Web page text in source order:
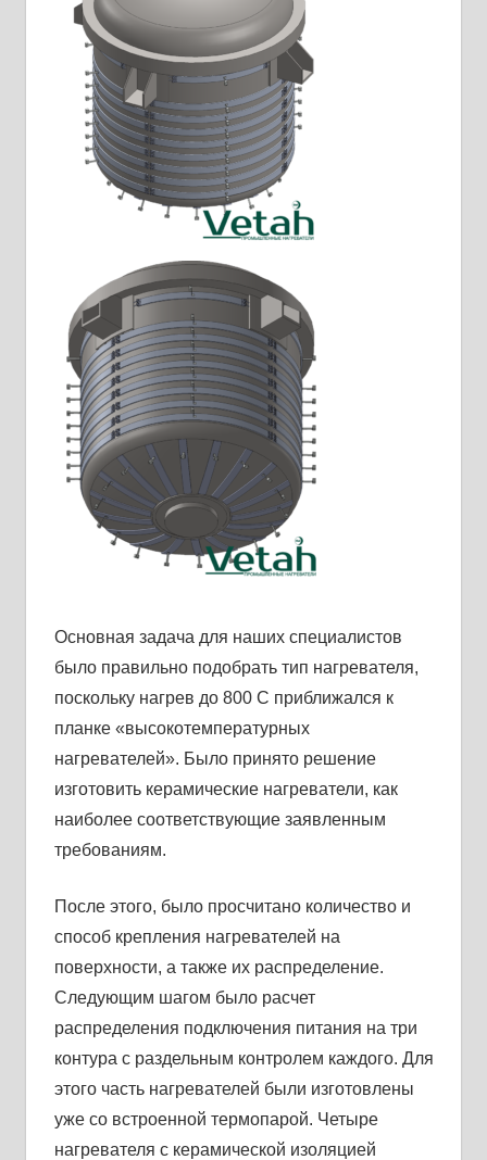
Основная задача для наших специалистов
было правильно подобрать тип нагревателя,
поскольку нагрев до 800 С приближался к
планке «высокотемпературных
нагревателей». Было принято решение
изготовить керамические нагреватели, как
наиболее соответствующие заявленным
требованиям.
После этого, было просчитано количество и
способ крепления нагревателей на
поверхности, а также их распределение.
Следующим шагом было расчет
распределения подключения питания на три
контура с раздельным контролем каждого. Для
этого часть нагревателей были изготовлены
уже со встроенной термопарой. Четыре
нагревателя с керамической изоляцией